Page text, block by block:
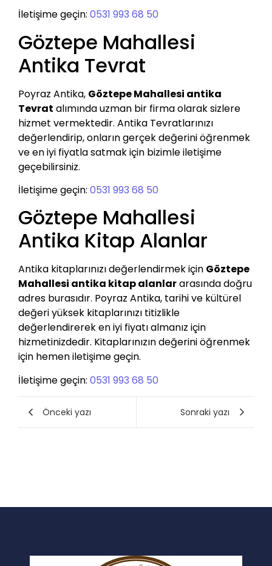
İletişime geçin: 0531 993 68 50
Göztepe Mahallesi
Antika Tevrat
Poyraz Antika, Göztepe Mahallesi antika
Tevrat alımında uzman bir firma olarak sizlere
hizmet vermektedir. Antika Tevratlarınızı
değerlendirip, onların gerçek değerini öğrenmek
ve en iyi fiyatla satmak için bizimle iletişime
geçebilirsiniz.
İletişime geçin: 0531 993 68 50
Göztepe Mahallesi
Antika Kitap Alanlar
Antika kitaplarınızı değerlendirmek için Göztepe
Mahallesi antika kitap alanlararasında doğru
adres burasıdır. Poyraz Antika, tarihi ve kültürel
değeri yüksek kitaplarınızı titizlikle
değerlendirerek en iyi fiyatı almanız için
hizmetinizdedir. Kitaplarınızın değerini öğrenmek
için hemen iletişime geçin.
İletişime geçin: 0531 993 68 50
Önceki yazı Sonraki yazı